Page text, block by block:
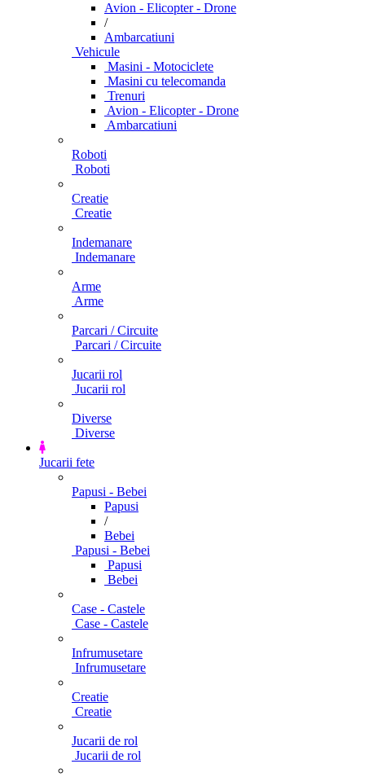
Avion - Elicopter - Drone
/
Ambarcatiuni
Vehicule
Masini - Motociclete
Masini cu telecomanda
Trenuri
Avion - Elicopter - Drone
Ambarcatiuni
Roboti
Roboti
Creatie
Creatie
Indemanare
Indemanare
Arme
Arme
Parcari / Circuite
Parcari / Circuite
Jucarii rol
Jucarii rol
Diverse
Diverse
Jucarii fete
Papusi - Bebei
Papusi
/
Bebei
Papusi - Bebei
Papusi
Bebei
Case - Castele
Case - Castele
Infrumusetare
Infrumusetare
Creatie
Creatie
Jucarii de rol
Jucarii de rol